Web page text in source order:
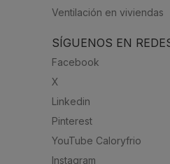
Ventilación en viviendas
SÍGUENOS EN
Facebook
X
Linkedin
Pinterest
YouTube Caloryfrio
Instagram